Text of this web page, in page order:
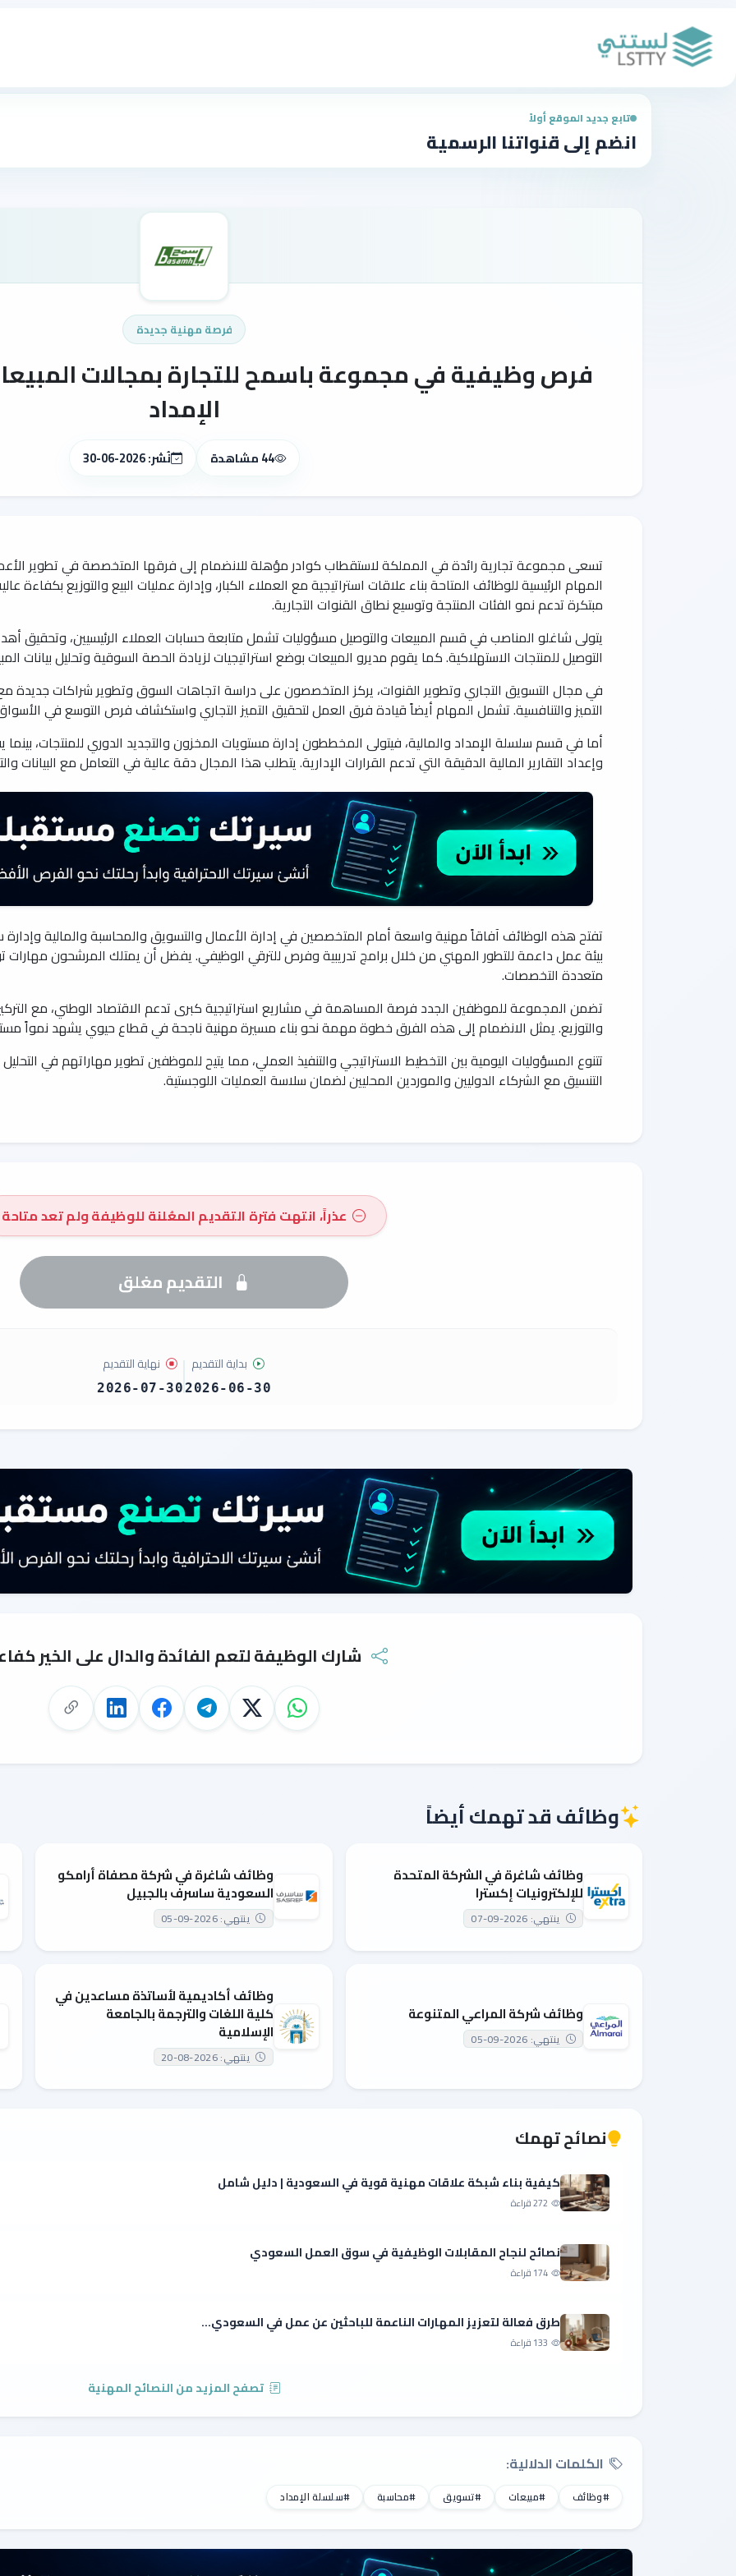
تابع جديد الموقع أولاً
انضم إلى قنواتنا الرسمية
فرصة مهنية جديدة
فرص وظيفية في مجموعة باسمح للتجارة بمجالات
الإمداد
44 مشاهدة نُشر: 2026-06-30
تسعى مجموعة تجارية رائدة في المملكة لاستقطاب كوادر مؤهلة للانضمام إلى فرقها المتخصصة في تطوير
المهام الرئيسية للوظائف المتاحة بناء علاقات استراتيجية مع العملاء الكبار، وإدارة عمليات البيع والتوزيع
مبتكرة تدعم نمو الفئات المنتجة وتوسيع نطاق القنوات التجارية.
يتولى شاغلو المناصب في قسم المبيعات والتوصيل مسؤوليات تشمل متابعة حسابات العملاء الرئيسيين، وتحقيق
التوصيل للمنتجات الاستهلاكية. كما يقوم مديرو المبيعات بوضع استراتيجيات لزيادة الحصة السوقية وتحليل بيانات
في مجال التسويق التجاري وتطوير القنوات، يركز المتخصصون على دراسة اتجاهات السوق وتطوير شراكات جديدة
التميز والتنافسية. تشمل المهام أيضاً قيادة فرق العمل لتحقيق التميز التجاري واستكشاف فرص التوسع في
أما في قسم سلسلة الإمداد والمالية، فيتولى المخططون إدارة مستويات المخزون والتجديد الدوري للمنتجات،
وإعداد التقارير المالية الدقيقة التي تدعم القرارات الإدارية. يتطلب هذا المجال دقة عالية في التعامل مع البيانات
تفتح هذه الوظائف آفاقاً مهنية واسعة أمام المتخصصين في إدارة الأعمال والتسويق والمحاسبة والمالية وإدارة
بيئة عمل داعمة للتطور المهني من خلال برامج تدريبية وفرص للترقي الوظيفي. يفضل أن يمتلك المرشحون
متعددة التخصصات.
تضمن المجموعة للموظفين الجدد فرصة المساهمة في مشاريع استراتيجية كبرى تدعم الاقتصاد الوطني، مع
والتوزيع. يمثل الانضمام إلى هذه الفرق خطوة مهمة نحو بناء مسيرة مهنية ناجحة في قطاع حيوي يشهد نمواً
تتنوع المسؤوليات اليومية بين التخطيط الاستراتيجي والتنفيذ العملي، مما يتيح للموظفين تطوير مهاراتهم في
التنسيق مع الشركاء الدوليين والموردين المحليين لضمان سلاسة العمليات اللوجستية.
عذراً، انتهت فترة التقديم المعُلنة للوظيفة ولم تعد متاحة
التقديم مغلق
بداية التقديم
2026-06-30
نهاية التقديم
2026-07-30
شارك الوظيفة لتعم الفائدة والدال على الخير
وظائف قد تهمك أيضاً
وظائف شاغرة في الشركة المتحدة
للإلكترونيات إكسترا
ينتهي: 2026-09-07
وظائف شاغرة في شركة مصفاة أرامكو
السعودية ساسرف بالجبيل
ينتهي: 2026-09-05
وظائف شركة المراعي المتنوعة
ينتهي: 2026-09-05
وظائف أكاديمية لأساتذة مساعدين في
كلية اللغات والترجمة بالجامعة
الإسلامية
ينتهي: 2026-08-20
نصائح تهمك
كيفية بناء شبكة علاقات مهنية قوية في السعودية | دليل شامل
272 قراءة
نصائح لنجاح المقابلات الوظيفية في سوق العمل السعودي
174 قراءة
طرق فعالة لتعزيز المهارات الناعمة للباحثين عن عمل في السعودي...
133 قراءة
تصفح المزيد من النصائح المهنية
الكلمات الدلالية:
#وظائف #مبيعات #تسويق #محاسبة #سلسلة الإمداد